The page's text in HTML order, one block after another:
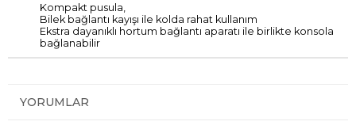
Kompakt pusula,
Bilek bağlantı kayışı ile kolda rahat kullanım
Ekstra dayanıklı hortum bağlantı aparatı ile birlikte konsola
bağlanabilir
YORUMLAR